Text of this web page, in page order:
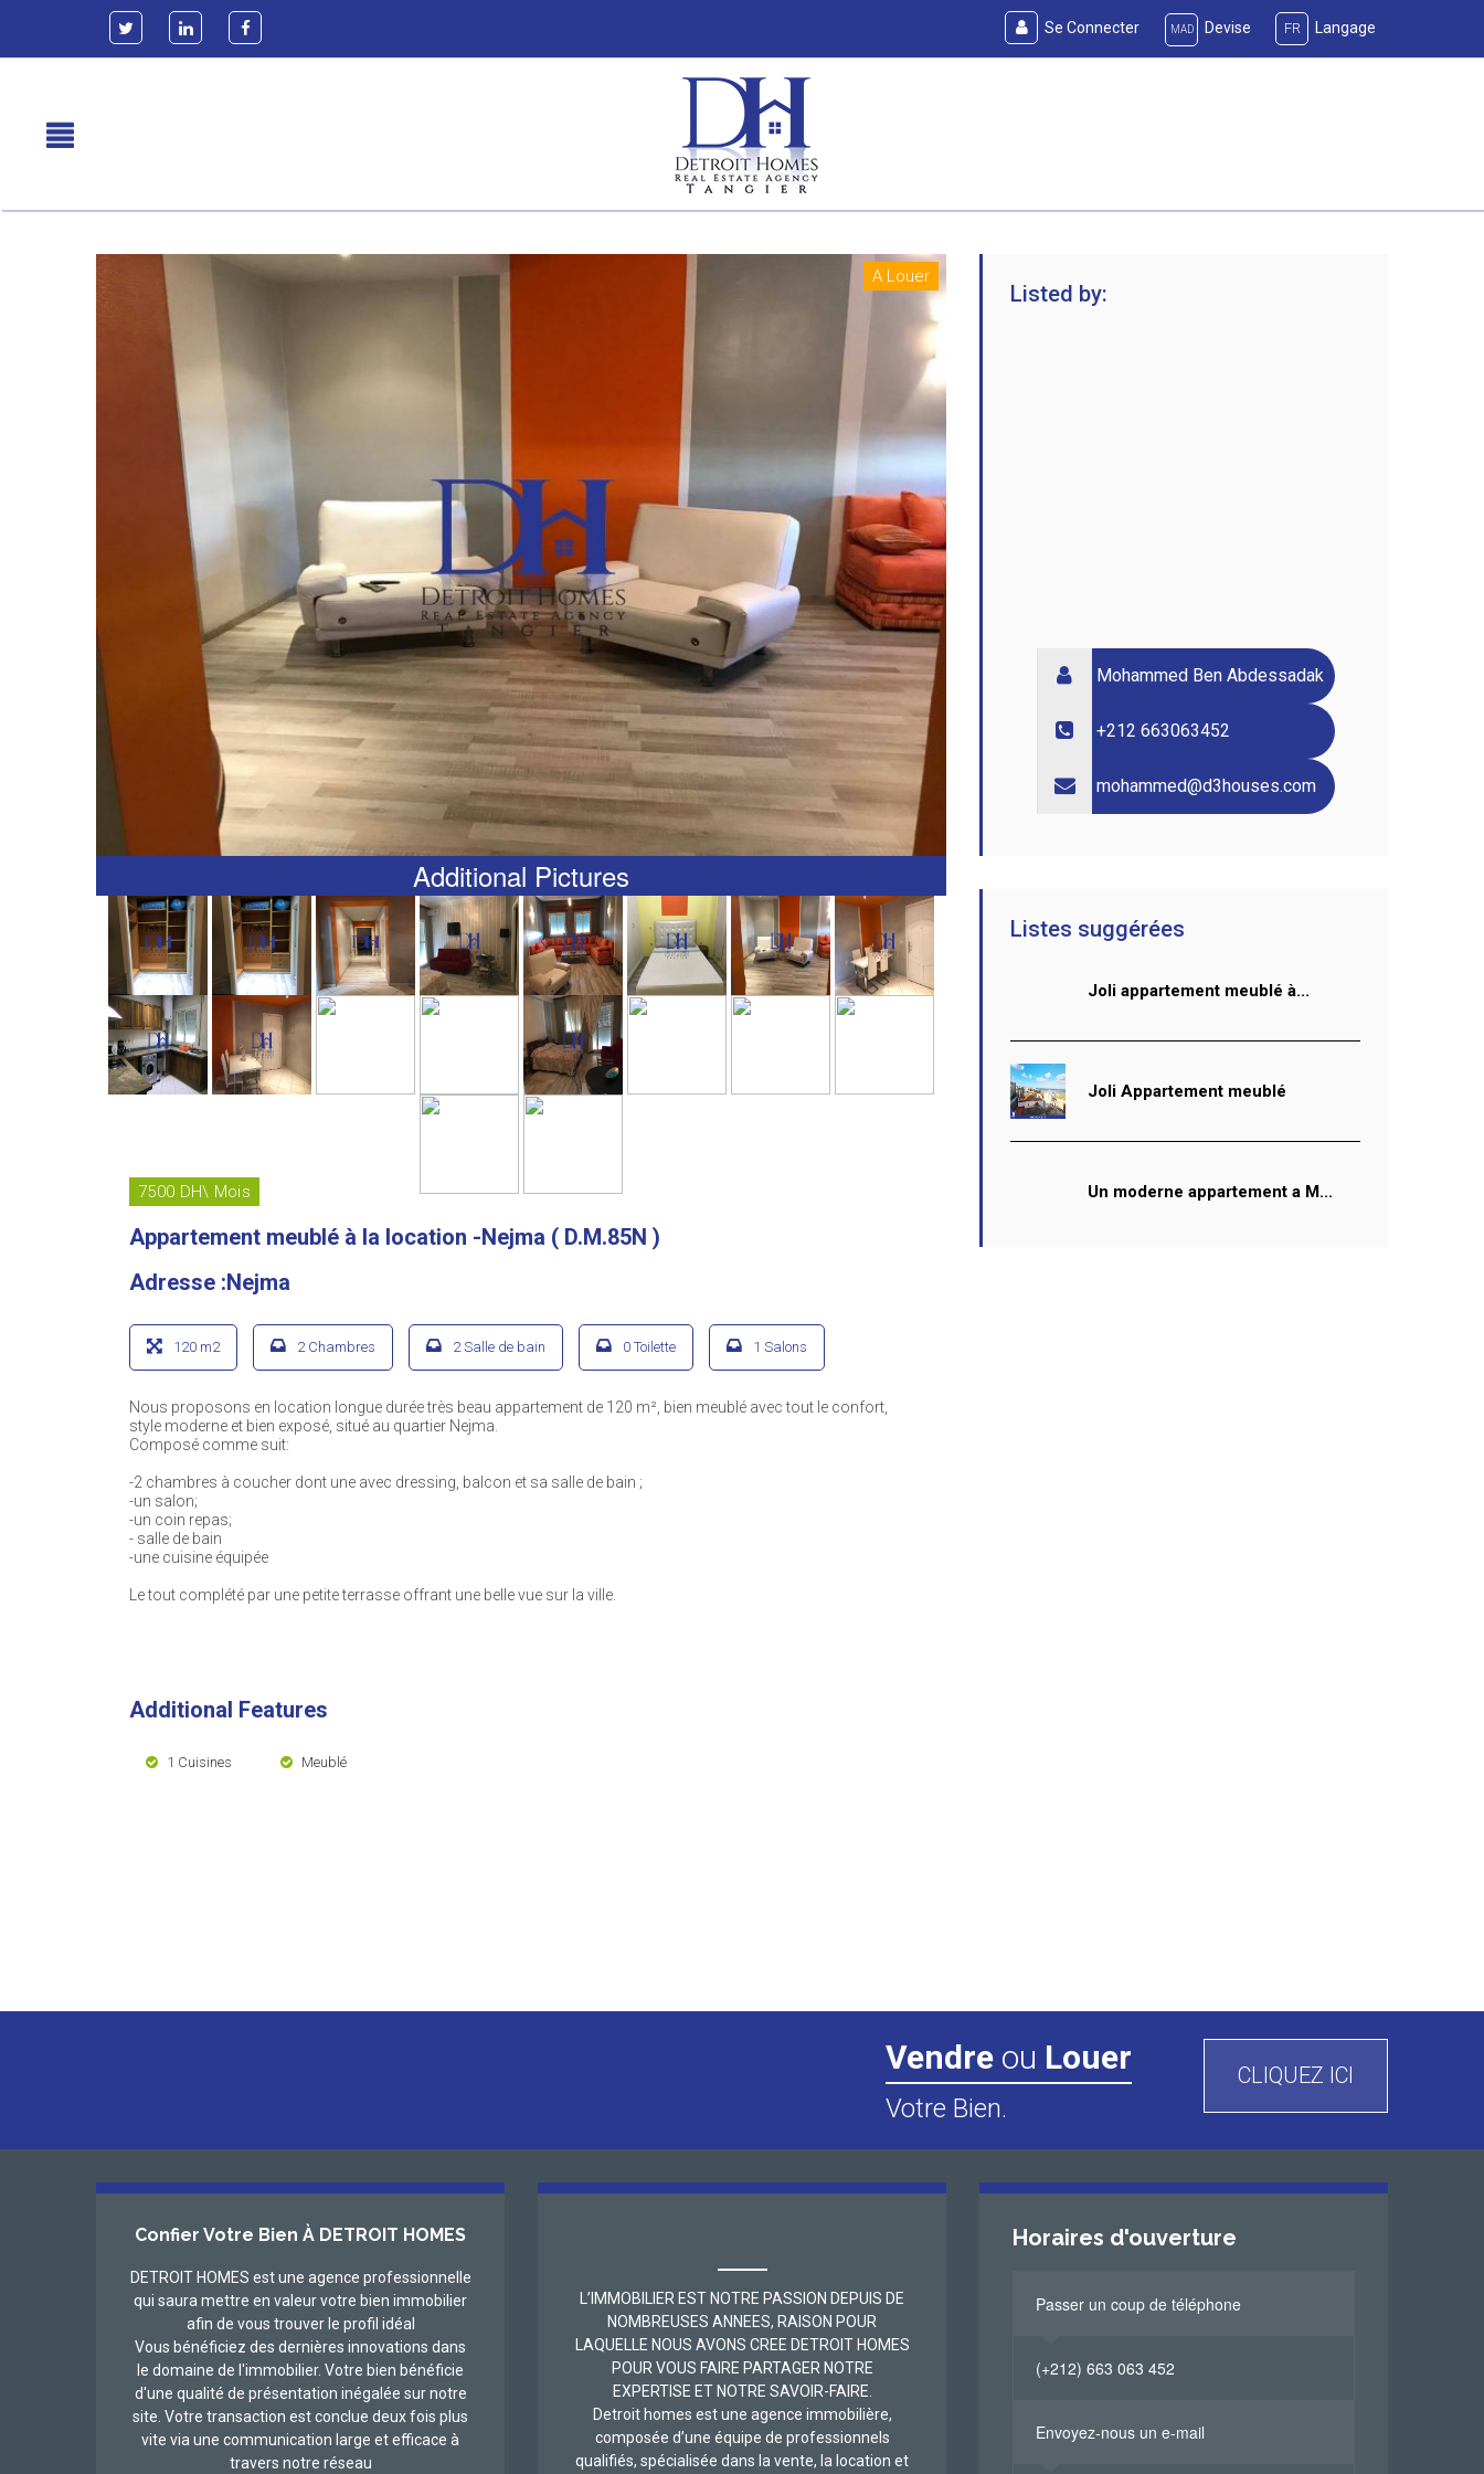
Se Connecter MAD Devise FR Langage
A Louer
Additional Pictures
7500 DH\ Mois
Appartement meublé à la location -Nejma ( D.M.85N )
Adresse :Nejma
120 m2 2 Chambres 2 Salle de bain 0 Toilette 1 Salons
Nous proposons en location longue durée très beau appartement de 120 m², bien meublé avec tout le confort,
style moderne et bien exposé, situé au quartier Nejma.
Composé comme suit:
-2 chambres à coucher dont une avec dressing, balcon et sa salle de bain ;
-un salon;
-un coin repas;
- salle de bain
-une cuisine équipée
Le tout complété par une petite terrasse offrant une belle vue sur la ville.
Additional Features
1 Cuisines Meublé
Listed by:
Mohammed Ben Abdessadak
+212 663063452
mohammed@d3houses.com
Listes suggérées
Joli appartement meublé à...
Joli Appartement meublé
Un moderne appartement a M...
CLIQUEZ ICI
Vendre ou Louer
Votre Bien.
Confier Votre Bien À DETROIT HOMES
DETROIT HOMES est une agence professionnelle
qui saura mettre en valeur votre bien immobilier
afin de vous trouver le profil idéal
Vous bénéficiez des dernières innovations dans
le domaine de l'immobilier. Votre bien bénéficie
d'une qualité de présentation inégalée sur notre
site. Votre transaction est conclue deux fois plus
vite via une communication large et efficace à
travers notre réseau
L’IMMOBILIER EST NOTRE PASSION DEPUIS DE
NOMBREUSES ANNEES, RAISON POUR
LAQUELLE NOUS AVONS CREE DETROIT HOMES
POUR VOUS FAIRE PARTAGER NOTRE
EXPERTISE ET NOTRE SAVOIR-FAIRE.
Detroit homes est une agence immobilière,
composée d’une équipe de professionnels
qualifiés, spécialisée dans la vente, la location et
Horaires d'ouverture
Passer un coup de téléphone
(+212) 663 063 452
Envoyez-nous un e-mail